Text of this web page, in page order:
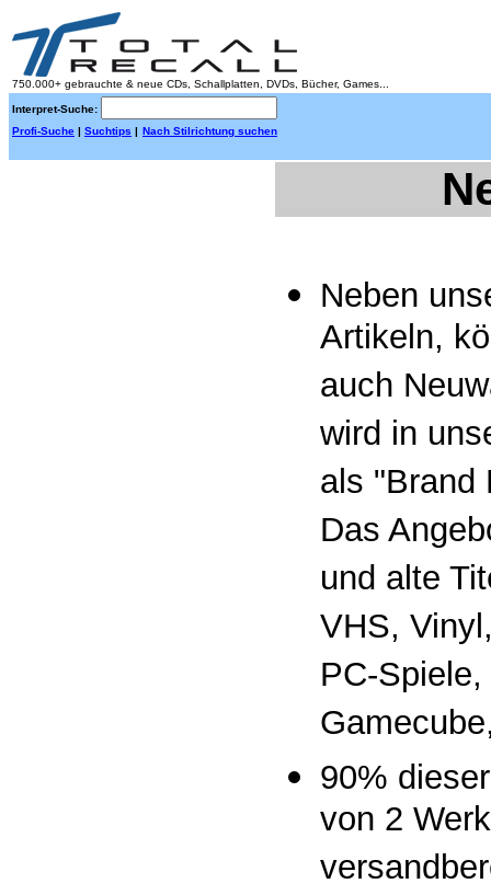
750.000+ gebrauchte & neue CDs, Schallplatten, DVDs, Bücher, Games...
Interpret-Suche:
Profi-Suche | Suchtips | Nach Stilrichtung suchen
Neben
Artikeln,
auch
wird in
als "Brand
Das
und alte
VHS,
PC-
90%
von 2